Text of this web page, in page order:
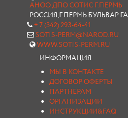
АНОО ДПО СОТИС Г.ПЕРМЬ
РОССИЯ,Г.ПЕРМЬ БУЛЬВАР
+ 7 (342) 293-64-41
SOTIS-PERM@NAROD.RU
WWW.SOTIS-PERM.RU
ИНФОРМАЦИЯ
МЫ В КОНТАКТЕ
ДОГОВОР ОФЕРТЫ
ПАРТНЕРАМ
ОРГАНИЗАЦИИ
ИНСТРУКЦИИ&FAQ